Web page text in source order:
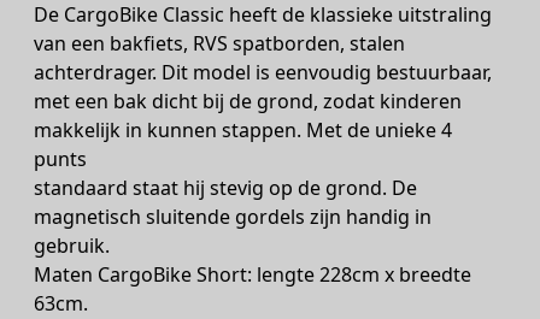
De CargoBike Classic heeft de klassieke uitstraling
van een bakfiets, RVS spatborden, stalen
achterdrager. Dit model is eenvoudig bestuurbaar,
met een bak dicht bij de grond, zodat kinderen
makkelijk in kunnen stappen. Met de unieke 4
punts
standaard staat hij stevig op de grond. De
magnetisch sluitende gordels zijn handig in
gebruik.
Maten CargoBike Short: lengte 228cm x breedte
63cm.